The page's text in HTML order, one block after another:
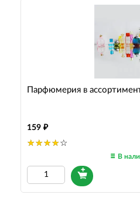
Парфюмерия в
159
В